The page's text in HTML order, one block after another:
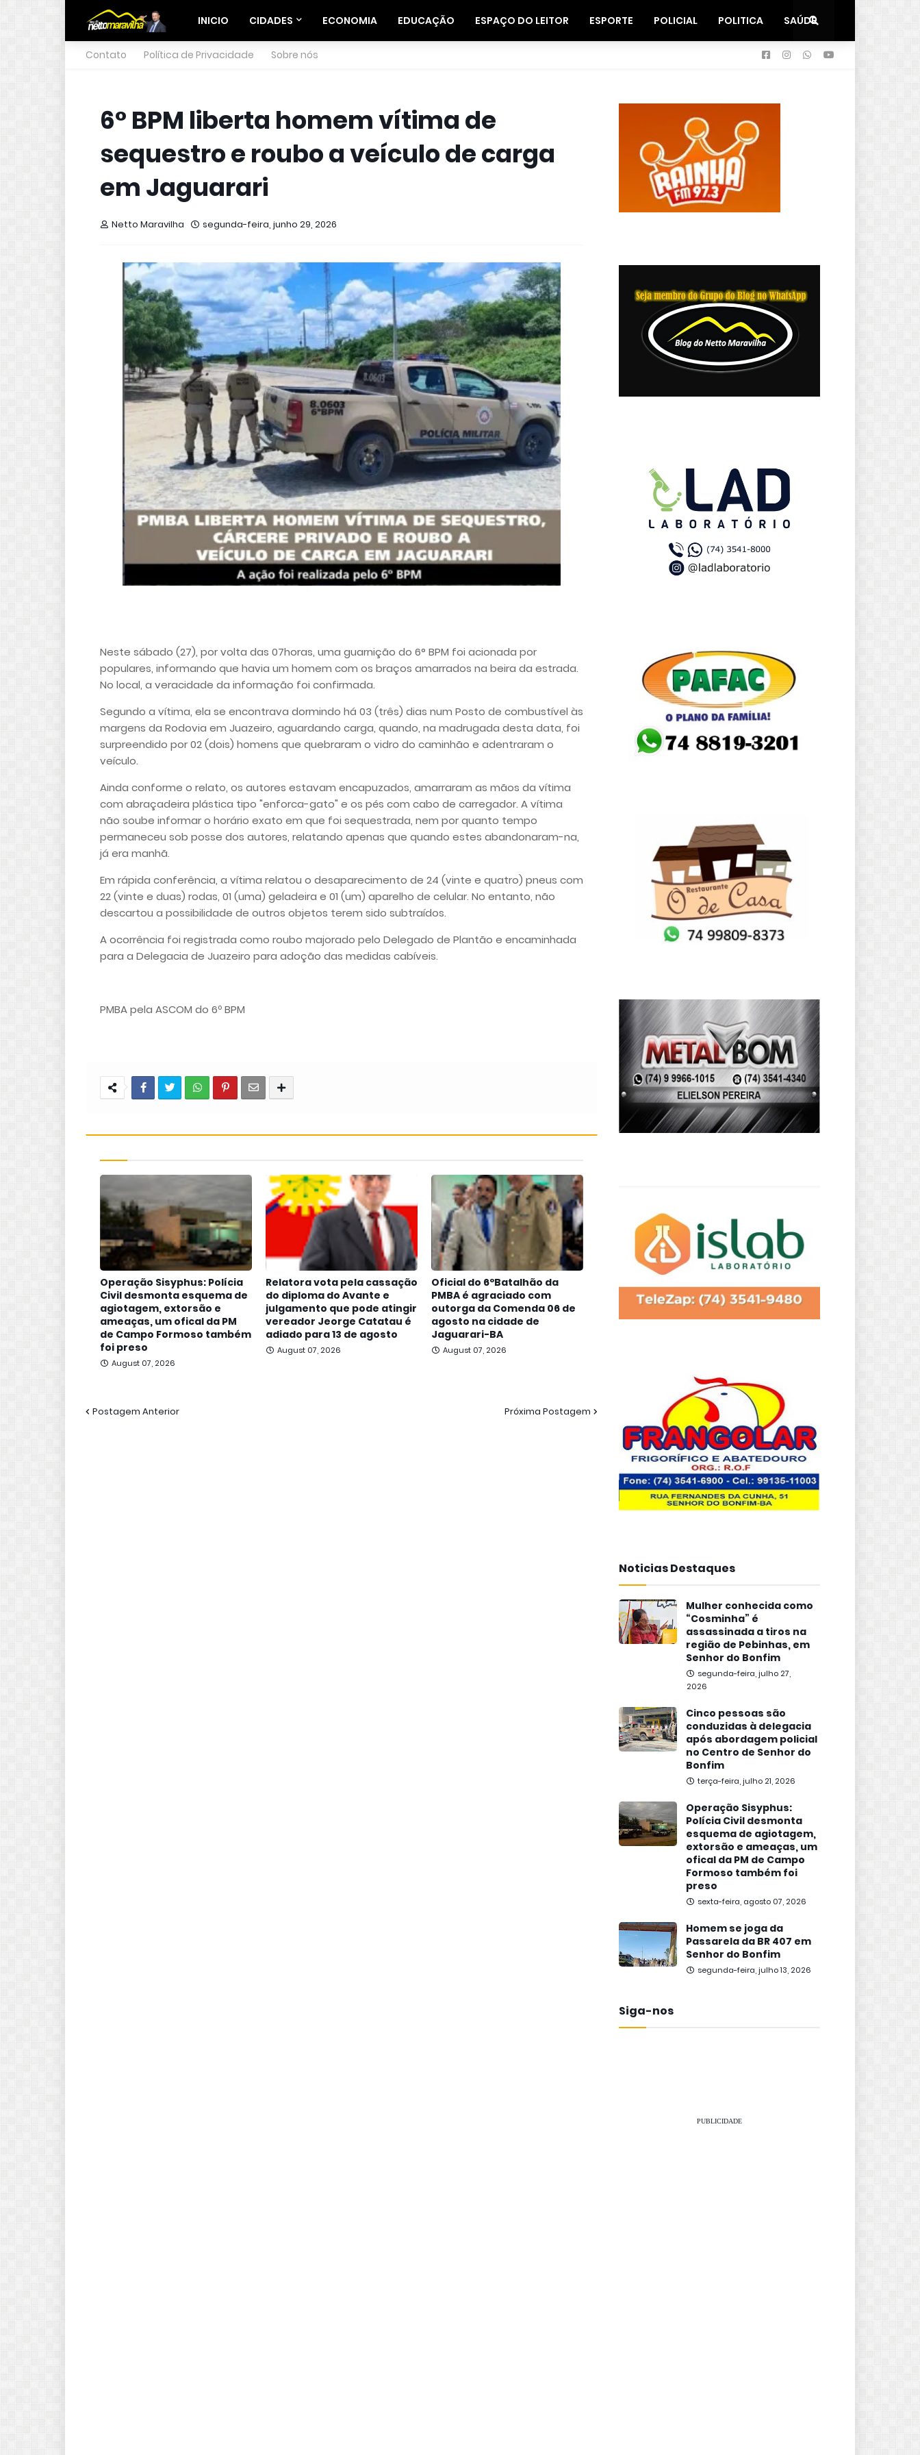
INICIO CIDADES ECONOMIA EDUCAÇÃO ESPAÇO DO LEITOR ESPORTE POLICIAL POLITICA SAÚDE
Contato Política de Privacidade Sobre nós
6° BPM liberta homem vítima de
sequestro e roubo a veículo de carga
em Jaguarari
Netto Maravilha segunda-feira, junho 29, 2026
Neste sábado (27), por volta das 07horas, uma guarnição do 6° BPM foi acionada por
populares, informando que havia um homem com os braços amarrados na beira da estrada.
No local, a veracidade da informação foi confirmada.
Segundo a vítima, ela se encontrava dormindo há 03 (três) dias num Posto de combustível às
margens da Rodovia em Juazeiro, aguardando carga, quando, na madrugada desta data, foi
surpreendido por 02 (dois) homens que quebraram o vidro do caminhão e adentraram o
veículo.
Ainda conforme o relato, os autores estavam encapuzados, amarraram as mãos da vítima
com abraçadeira plástica tipo "enforca-gato" e os pés com cabo de carregador. A vítima
não soube informar o horário exato em que foi sequestrada, nem por quanto tempo
permaneceu sob posse dos autores, relatando apenas que quando estes abandonaram-na,
já era manhã.
Em rápida conferência, a vítima relatou o desaparecimento de 24 (vinte e quatro) pneus com
22 (vinte e duas) rodas, 01 (uma) geladeira e 01 (um) aparelho de celular. No entanto, não
descartou a possibilidade de outros objetos terem sido subtraídos.
A ocorrência foi registrada como roubo majorado pelo Delegado de Plantão e encaminhada
para a Delegacia de Juazeiro para adoção das medidas cabíveis.
PMBA pela ASCOM do 6º BPM
Operação Sisyphus: Polícia
Civil desmonta esquema de
agiotagem, extorsão e
ameaças, um ofical da PM
de Campo Formoso também
foi preso
August 07, 2026
Relatora vota pela cassação
do diploma do Avante e
julgamento que pode atingir
vereador Jeorge Catatau é
adiado para 13 de agosto
August 07, 2026
Oficial do 6ºBatalhão da
PMBA é agraciado com
outorga da Comenda 06 de
agosto na cidade de
Jaguarari-BA
August 07, 2026
Postagem Anterior Próxima Postagem
Noticias Destaques
Mulher conhecida como
“Cosminha” é
assassinada a tiros na
região de Pebinhas, em
Senhor do Bonfim
segunda-feira, julho 27,
2026
Cinco pessoas são
conduzidas à delegacia
após abordagem policial
no Centro de Senhor do
Bonfim
terça-feira, julho 21, 2026
Operação Sisyphus:
Polícia Civil desmonta
esquema de agiotagem,
extorsão e ameaças, um
ofical da PM de Campo
Formoso também foi
preso
sexta-feira, agosto 07, 2026
Homem se joga da
Passarela da BR 407 em
Senhor do Bonfim
segunda-feira, julho 13, 2026
Siga-nos
PUBLICIDADE